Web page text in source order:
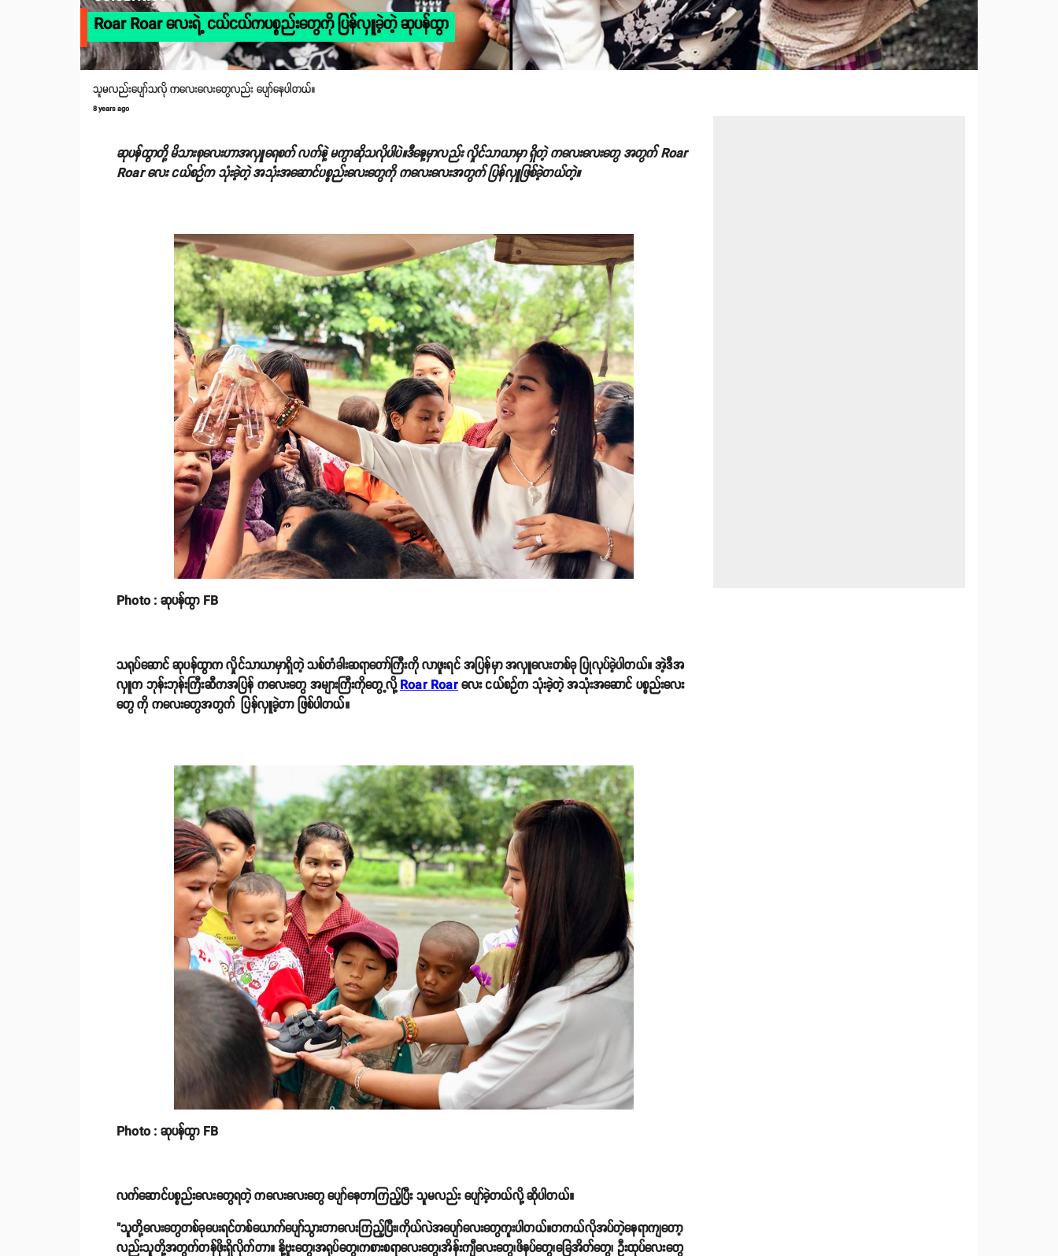
Roar Roar လေးရဲ့ ငယ်ငယ်ကပစ္စည်းတွေကို ပြန်လှူခဲ့တဲ့ ဆုပန်ထွာ
သူမလည်းပျော်သလို ကလေးလေးတွေလည်း ပျော်နေပါတယ်။
8 years ago
ဆုပန်ထွာတို့ မိသားစုလေးဟာအလှူရေစက် လက်နဲ့ မကွာဆိုသလိုပါပဲ။ဒီနေ့မှာလည်း လှိုင်သာယာမှာ ရှိတဲ့ ကလေးလေးတွေ အတွက် Roar
Roar လေး ငယ်စဉ်က သုံးခဲ့တဲ့ အသုံးအဆောင်ပစ္စည်းလေးတွေကို ကလေးလေးအတွက် ပြန်လှူဖြစ်ခဲ့တယ်တဲ့။
Photo : ဆုပန်ထွာ FB
သရုပ်ဆောင် ဆုပန်ထွာက လှိုင်သာယာမှာရှိတဲ့ သစ်တံခါးဆရာတော်ကြီးကို လာဖူးရင် အပြန်မှာ အလှူလေးတစ်ခု ပြုလုပ်ခဲ့ပါတယ်။ အဲ့ဒီအ
လှူက ဘုန်းဘုန်းကြီးဆီကအပြန် ကလေးတွေ အများကြီးကိုတွေ့လို့Roar Roarလေး ငယ်စဉ်က သုံးခဲ့တဲ့ အသုံးအဆောင် ပစ္စည်းလေး
တွေ ကို ကလေးတွေအတွက် ပြန်လှူခဲ့တာ ဖြစ်ပါတယ်။
Photo : ဆုပန်ထွာ FB
လက်ဆောင်ပစ္စည်းလေးတွေရတဲ့ ကလေးလေးတွေ ပျော်နေတာကြည့်ပြီး သူမလည်း ပျော်ခဲ့တယ်လို့ ဆိုပါတယ်။
"သူတို့လေးတွေတစ်ခုပေးရင်တစ်ယောက်ပျော်သွားတာလေးကြည့်ပြီး၊ကိုယ်လဲအပျော်လေးတွေကူးပါတယ်။တကယ်လိုအပ်တဲ့နေရာကျတော့
လည်းသူတို့အတွက်တန်ဖိုးရှိလိုက်တာ။ နို့ဗူးတွေ၊အရုပ်တွေ၊ကစားစရာလေးတွေ၊အိန်းကျီလေးတွေ၊ဖိနပ်တွေ၊ခြေအိတ်တွေ၊ ဦးထုပ်လေးတွေ